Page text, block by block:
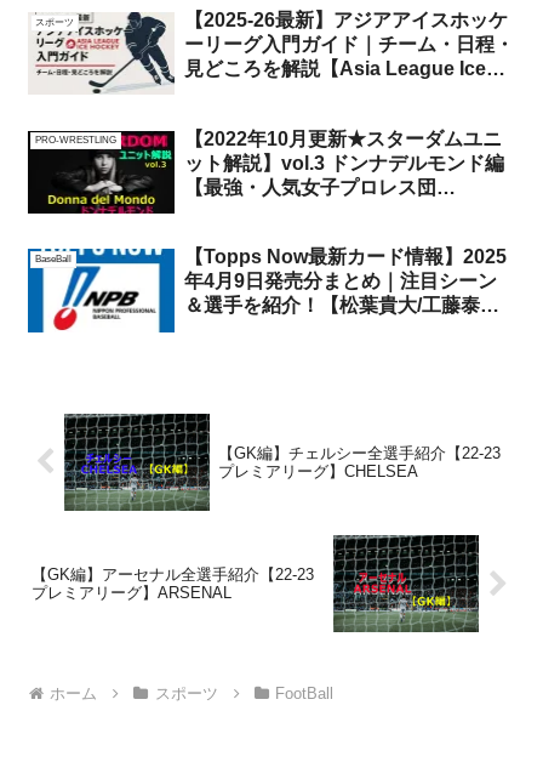
スポーツ
【2025-26最新】アジアアイスホッケ
ーリーグ入門ガイド｜チーム・日程・
見どころを解説【Asia League Ice
PRO-WRESTLING
【2022年10月更新★スターダムユニ
ット解説】vol.3 ドンナデルモンド編
【最強・人気女子プロレス団
BaseBall
【Topps Now最新カード情報】2025
年4月9日発売分まとめ｜注目シーン
＆選手を紹介！【松葉貴大/工藤泰成/
【GK編】チェルシー全選手紹介【22-23
プレミアリーグ】CHELSEA
【GK編】アーセナル全選手紹介【22-23
プレミアリーグ】ARSENAL
ホーム スポーツ FootBall